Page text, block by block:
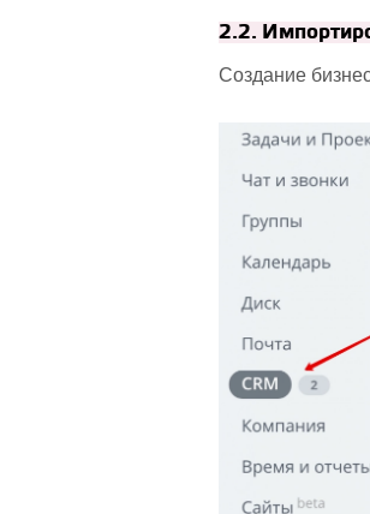
2.2.
Создание